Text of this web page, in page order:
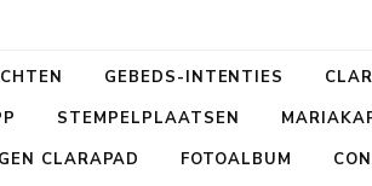
GEBEDS-INTENTIES
STEMPELPLAATSEN
CLARAPAD
FOTOALBUM